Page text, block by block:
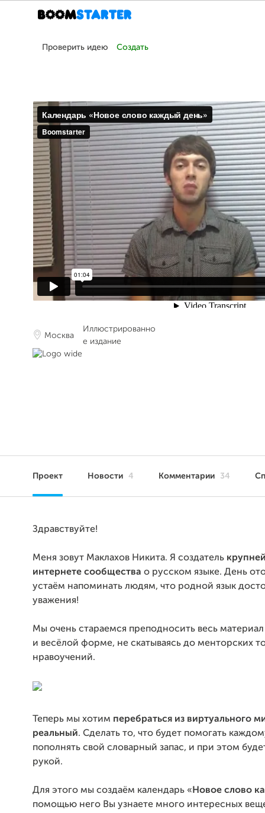
Проверить идею Создать
Москва
Иллюстрированно
е издание
Проект Новости 4 Комментарии 34
Здравствуйте!
Меня зовут Маклахов Никита. Я создатель
интернете сообщества о русском языке. День
устаём напоминать людям, что родной язык
уважения!
Мы очень стараемся преподносить весь
и весёлой форме, не скатываясь до менторских
нравоучений.
Теперь мы хотим перебраться из виртуального
реальный. Сделать то, что будет помогать
пополнять свой словарный запас, и при этом
рукой.
Для этого мы создаём календарь « Новое слово
помощью него Вы узнаете много интересных